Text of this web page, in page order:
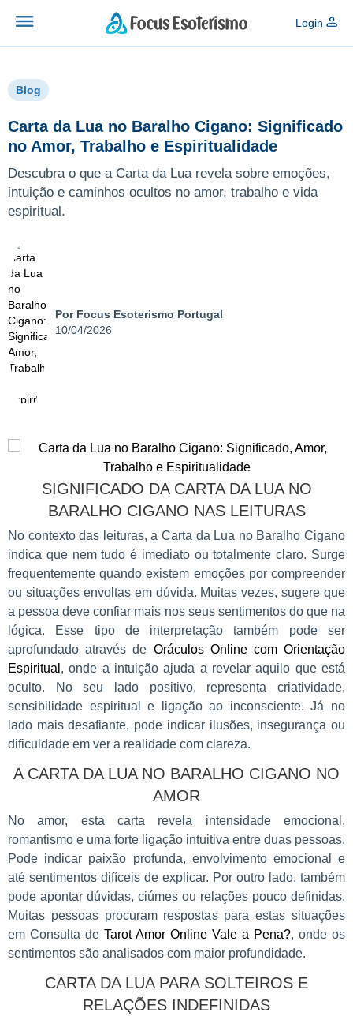
Login
Blog
Carta da Lua no Baralho Cigano: Significado
no Amor, Trabalho e Espiritualidade
Descubra o que a Carta da Lua revela sobre emoções,
intuição e caminhos ocultos no amor, trabalho e vida
espiritual.
Por Focus Esoterismo Portugal
10/04/2026
SIGNIFICADO DA CARTA DA LUA NO
BARALHO CIGANO NAS LEITURAS
No contexto das leituras, a Carta da Lua no Baralho Cigano
indica que nem tudo é imediato ou totalmente claro. Surge
frequentemente quando existem emoções por compreender
ou situações envoltas em dúvida. Muitas vezes, sugere que
a pessoa deve confiar mais nos seus sentimentos do que na
lógica. Esse tipo de interpretação também pode ser
aprofundado através de Oráculos Online com Orientação
Espiritual , onde a intuição ajuda a revelar aquilo que está
oculto. No seu lado positivo, representa criatividade,
sensibilidade espiritual e ligação ao inconsciente. Já no
lado mais desafiante, pode indicar ilusões, insegurança ou
dificuldade em ver a realidade com clareza.
A CARTA DA LUA NO BARALHO CIGANO NO
AMOR
No amor, esta carta revela intensidade emocional,
romantismo e uma forte ligação intuitiva entre duas pessoas.
Pode indicar paixão profunda, envolvimento emocional e
até sentimentos difíceis de explicar. Por outro lado, também
pode apontar dúvidas, ciúmes ou relações pouco definidas.
Muitas pessoas procuram respostas para estas situações
em Consulta de Tarot Amor Online Vale a Pena?, onde os
sentimentos são analisados com maior profundidade.
CARTA DA LUA PARA SOLTEIROS E
RELAÇÕES INDEFINIDAS